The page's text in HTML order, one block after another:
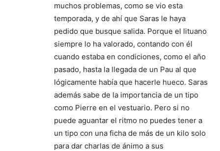
muchos problemas, como se vio esta
temporada, y de ahí que Saras le haya
pedido que busque salida. Porque el lituano
siempre lo ha valorado, contando con él
cuando estaba en condiciones, como el año
pasado, hasta la llegada de un Pau al que
lógicamente había que hacerle hueco. Saras
además sabe de la importancia de un tipo
como Pierre en el vestuario. Pero si no
puede aguantar el ritmo no puedes tener a
un tipo con una ficha de más de un kilo solo
para dar charlas de ánimo a sus